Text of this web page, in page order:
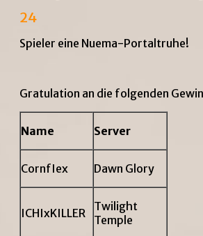
24
Spieler eine Nuema-Portaltruhe!
Gratulation an die folgenden
Name Server
CornfIex Dawn Glory
ICHIxKILLER
Twilight
Temple